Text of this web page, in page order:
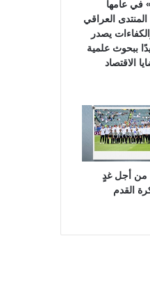
في عامها
المنتدى العراقي
يصدر
ببحوث علمية
الاقتصاد
أجل غدٍ
القدم